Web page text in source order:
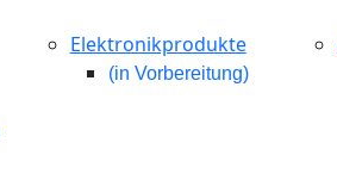
Elektronikprodukte
(in Vorbereitung)